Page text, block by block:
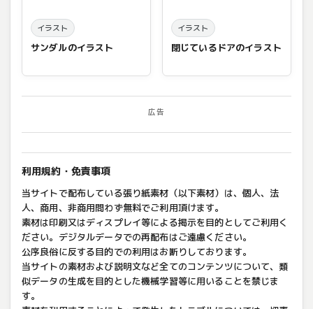
イラスト
サンダルのイラスト
イラスト
閉じているドアのイラスト
広告
利用規約・免責事項
当サイトで配布している張り紙素材（以下素材）は、個人、法
人、商用、非商用問わず無料でご利用頂けます。
素材は印刷又はディスプレイ等による掲示を目的としてご利用く
ださい。デジタルデータでの再配布はご遠慮ください。
公序良俗に反する目的での利用はお断りしております。
当サイトの素材および説明文など全てのコンテンツについて、類
似データの生成を目的とした機械学習等に用いることを禁じま
す。